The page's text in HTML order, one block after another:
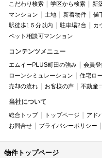
こだわり検索 学区から検索 新
マンション
土地 新着物件 値
駅徒歩1５分以内
駐車場2台
カ
ペット相談可マンション
コンテンツメニュー
エムイーPLUS町田の強み 会員
ローンシミュレーション
住宅ロ
売却の流れ
お客様の声 不動産
当社について
総合トップ トップページ アド
お問合せ
プライバシーポリシー
物件トップページ